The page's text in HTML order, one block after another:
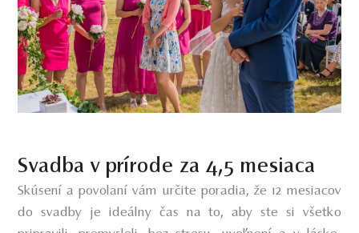
Svadba v prírode za 4,5 mesiaca
Skúsení a povolaní vám určite poradia, že 12 mesiacov
do svadby je ideálny čas na to, aby ste si všetko